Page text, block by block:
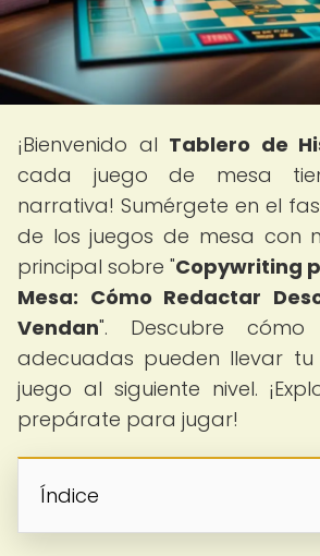
¡Bienvenido al Tablero de
cada juego de mesa
narrativa! Sumérgete en el
de los juegos de mesa con
principal sobre "Copywriting
Mesa: Cómo Redactar
Vendan". Descubre
adecuadas pueden llevar tu
juego al siguiente nivel.
prepárate para jugar!
Índice